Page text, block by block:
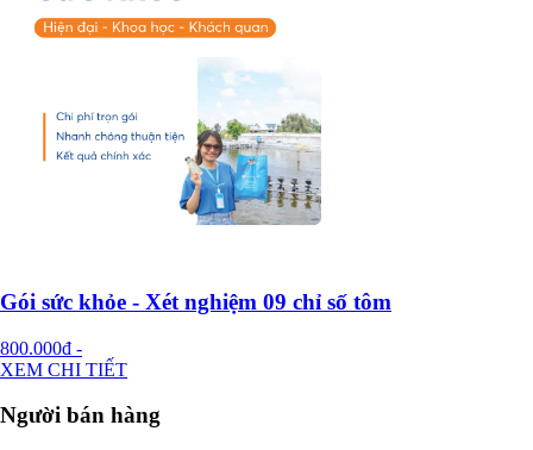
Gói sức khỏe - Xét nghiệm 09 chỉ số tôm
800.000đ -
XEM CHI TIẾT
Người bán hàng